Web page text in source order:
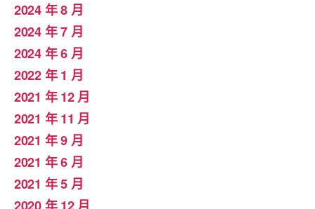
2024 年 8 月
2024 年 7 月
2024 年 6 月
2022 年 1 月
2021 年 12 月
2021 年 11 月
2021 年 9 月
2021 年 6 月
2021 年 5 月